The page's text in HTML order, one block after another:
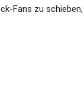
Fans zu schieben,